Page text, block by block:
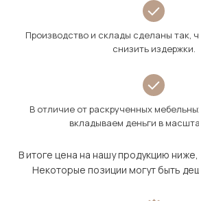
Производство и склады сделаны так,
снизить издержки.
В отличие от раскрученных
вкладываем деньги в
В итоге цена на нашу продукцию
Некоторые позиции могут быть